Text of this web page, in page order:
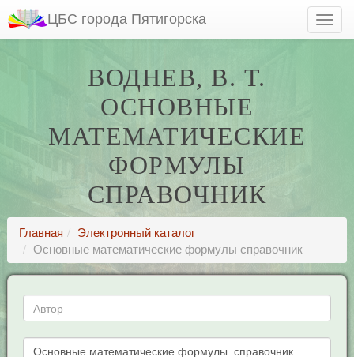
ЦБС города Пятигорска
ВОДНЕВ, В. Т.
ОСНОВНЫЕ
МАТЕМАТИЧЕСКИЕ
ФОРМУЛЫ
СПРАВОЧНИК
Главная
Электронный каталог
Основные математические формулы справочник